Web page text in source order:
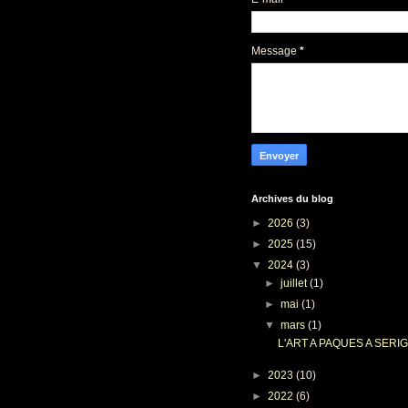
Message *
Archives du blog
► 2026 (3)
► 2025 (15)
▼ 2024 (3)
► juillet(1)
► mai (1)
▼ mars (1)
L'ART A PAQUES A
► 2023 (10)
► 2022 (6)